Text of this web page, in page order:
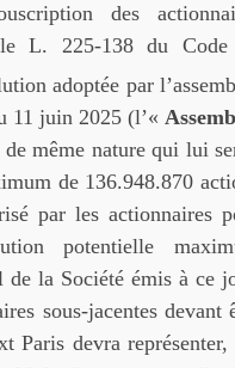
des
L. 225-138 du
adoptée par
11 juin 2025 (l’«
même nature qui lui
de 136.948.870
par les actionnaires
potentielle
la Société émis à ce
sous-jacentes devant
Paris devra représenter,